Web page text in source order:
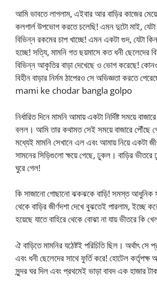
আমি ভাবতে লাগলাম, এইবার আর বাড়ির কাজের
কলগার্ল উপভোগ করতে চলেছি! এমন দুটো মাই, যেটা
বিভিন্ন রকমের চাপ খাচ্ছে! এমন একটা গুদ, যেটা
হচ্ছে! সত্যি, মামনি গত ছয়মাসে কত ধনী ছেলেদের
বিভিন্ন আকৃতির বাড়া দেখেছে ও ভোগ করেছে!
বিহীন বাড়ার নির্মম ঠাপেরও সে অভিজ্ঞতা করতে
mami ke chodar bangla golpo
নির্ধারিত দিনে মামনি আমায় একটা নির্দিষ্ট সময়ে
বলল। আমি তার কথামত সেই সময়ে বাজারে পৌঁছে
মধ্যেই মামনি সেখানে এল এবং আমায় নিয়ে একটা
সামনের সিড়িগুলো ক্ষয়ে গেছে, ঢুকল। বাড়ির ভীতরে
ঘুরে গেল!
কি সাজানো গোছানো ঝকঝকে বাড়ি! সমস্ত আধুনিক
থেকে বাড়ির জীর্ণদশা দেখে বুঝতেই পারলাম, ইচ্ছে
হয়েছে যাতে বাহিরে থেকে বোঝা না যায় ভীতরে কি
ঐ বাড়িতে মামনির যঠেষ্টই পরিচিতি ছিল। অর্থাৎ
এবং ধনী ছেলেদের সাথে ফুর্তি করে! হোটেল
সুন্দর ঘর দিল এবং প্রথমেই ভাড়া বাবদ এক হাজার